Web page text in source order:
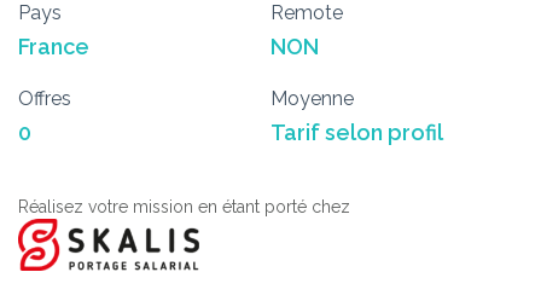
Pays
France
Remote
NON
Offres
0
Moyenne
Tarif selon profil
Réalisez votre mission en étant porté chez